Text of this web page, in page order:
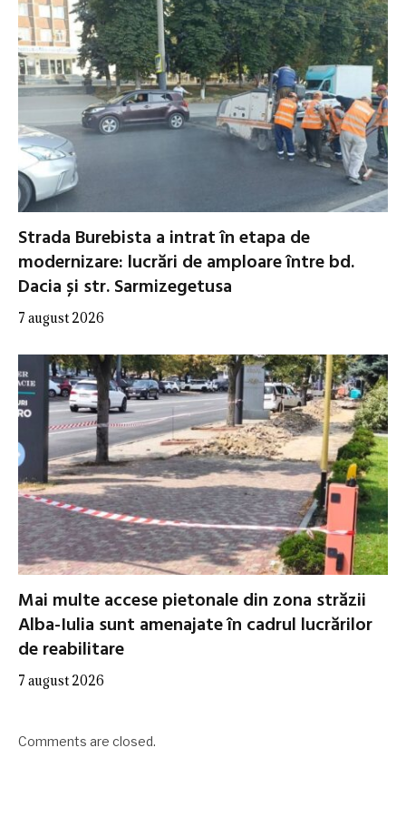
Strada Burebista a intrat în etapa de
modernizare: lucrări de amploare între bd.
Dacia și str. Sarmizegetusa
7 august 2026
Mai multe accese pietonale din zona străzii
Alba-Iulia sunt amenajate în cadrul lucrărilor
de reabilitare
7 august 2026
Comments are closed.